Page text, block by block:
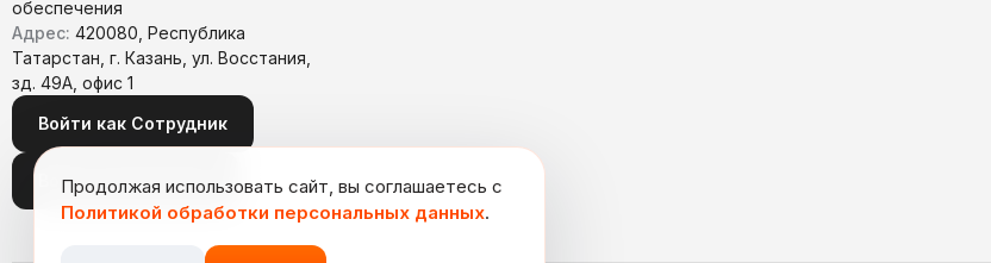
обеспечения
Адрес: 420080, Республика
Татарстан, г. Казань, ул. Восстания,
зд. 49А, офис 1
Войти как Сотрудник
Войти как Заказчик
Продолжая использовать сайт, вы соглашаетесь с
Политикой обработки персональных данных.